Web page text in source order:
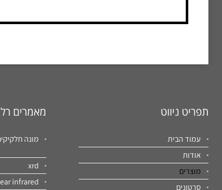
תפריט ניווט
עמוד הבית
אודות
מוצרים
סרטונים
מאמרים
מונה
xrd
infrared